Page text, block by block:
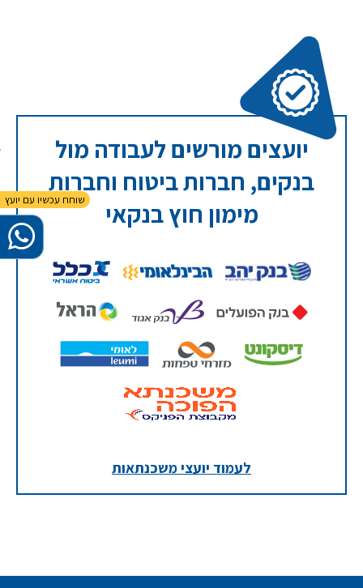
יועצים מורשים לעבודה מול
בנקים, חברות ביטוח וחברות
מימון חוץ בנקאי
לעמוד יועצי משכנתאות